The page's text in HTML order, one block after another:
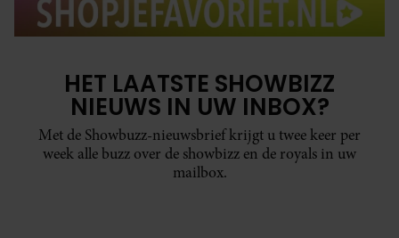
HET LAATSTE SHOWBIZZ
NIEUWS IN UW INBOX?
Met de Showbuzz-nieuwsbrief krijgt u twee keer per
week alle buzz over de showbizz en de royals in uw
mailbox.